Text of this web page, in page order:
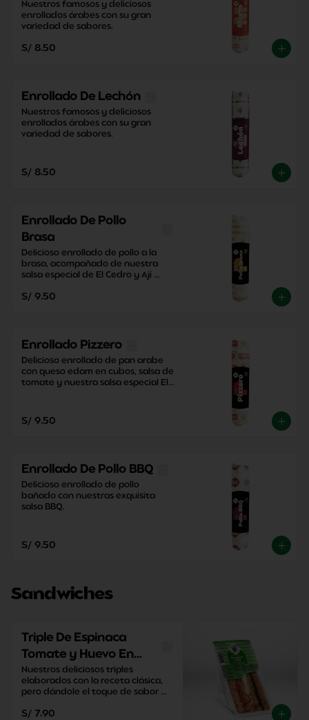
Nuestros famosos y deliciosos
enrollados árabes con su gran
variedad de sabores.
S/ 8.50
Enrollado De Lechón
Nuestros famosos y deliciosos
enrollados árabes con su gran
variedad de sabores.
S/ 8.50
Enrollado De Pollo
Brasa
Delicioso enrollado de pollo a la
brasa, acompañado de nuestra
salsa especial de El Cedro y Ají
papa dorada.
S/ 9.50
Enrollado Pizzero
Delicioso enrollado de pan arabe
con queso edam en cubos, salsa de
tomate y nuestra salsa especial El
S/ 9.50
Enrollado De Pollo BBQ
Delicioso enrollado de pollo
bañado con nuestras exquisita
salsa BBQ.
S/ 9.50
Sandwiches
Triple De Espinaca
Tomate y Huevo En
Pan Integral
Nuestros deliciosos triples
elaborados con la receta clásica,
pero dándole el toque de sabor
S/ 7.90